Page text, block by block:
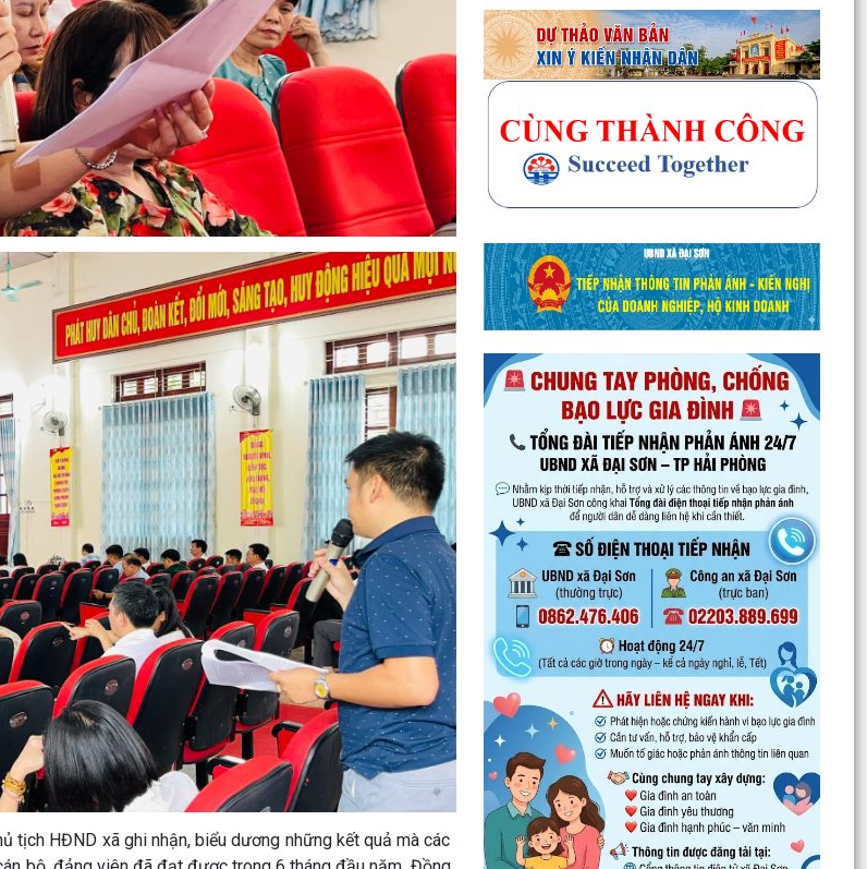
tịch HĐND xã ghi nhận, biểu dương những kết quả mà các
Tổ đại biểu HĐND thành phố số 14 tiếp xúc cử tri
sau Kỳ họp thường lệ giữa năm 2026
UBND xã Đại Sơn ban hành Quy chế xây dựng,
quản lý và sử dụng nghĩa trang nhân dân trên
địa bàn xã
Xã Đại Sơn triển khai thực hiện Nghị quyết số
66.18/2026/NQ-CP của Chính phủ về công tác
UBND xã Đại Sơn triển khai công tác tuyên
truyền lần 01 tháng 8 năm 2026
Đình chỉ lưu hành, thu hồi và tiêu hủy mỹ phẩm
vi phạm
Đại Sơn hoàn thành công tác tuyển sinh đầu
cấp năm học 2026–2027 (đợt 1)
UBND xã Đại Sơn quán triệt, triển khai Quy chế
nội bộ về phát ngôn và cung cấp thông tin cho
báo chí